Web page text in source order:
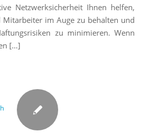
Netzwerksicherheit Ihnen helfen,
Mitarbeiter im Auge zu behalten und
zu minimieren. Wenn
[…]